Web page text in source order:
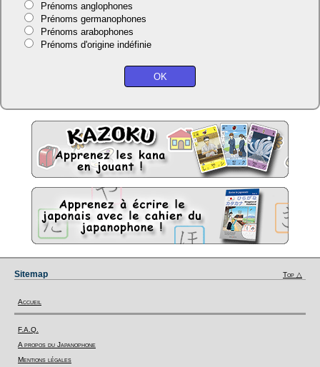
Prénoms anglophones
Prénoms germanophones
Prénoms arabophones
Prénoms d'origine indéfinie
Sitemap Top △
Accueil
F.A.Q.
A propos du Japanophone
Mentions légales